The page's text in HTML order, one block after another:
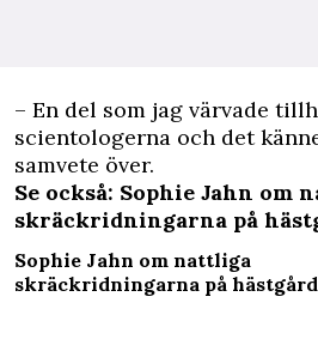
– En del som jag värvade
scientologerna och det
samvete över.
Se också: Sophie Jahn om
skräckridningarna på
Sophie Jahn om nattliga
skräckridningarna på